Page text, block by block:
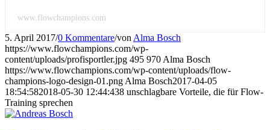
www.flowchampions.com
5. April 2017/0 Kommentare/von Alma Bosch
https://www.flowchampions.com/wp-
content/uploads/profisportler.jpg 495 970 Alma Bosch
https://www.flowchampions.com/wp-content/uploads/flow-
champions-logo-design-01.png Alma Bosch2017-04-05
18:54:582018-05-30 12:44:438 unschlagbare Vorteile, die für Flow-
Training sprechen